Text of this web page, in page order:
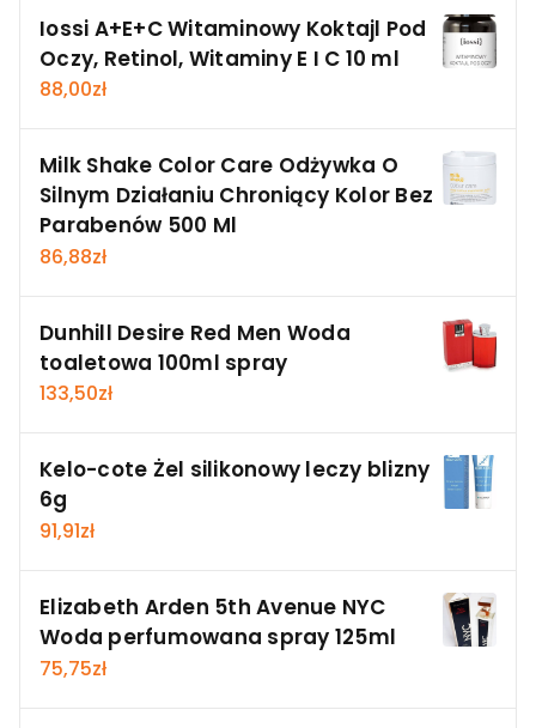
Iossi A+E+C Witaminowy Koktajl Pod
Oczy, Retinol, Witaminy E I C 10 ml
88,00zł
Milk Shake Color Care Odżywka O
Silnym Działaniu Chroniący Kolor Bez
Parabenów 500 Ml
86,88zł
Dunhill Desire Red Men Woda
toaletowa 100ml spray
133,50zł
Kelo-cote Żel silikonowy leczy blizny
6g
91,91zł
Elizabeth Arden 5th Avenue NYC
Woda perfumowana spray 125ml
75,75zł